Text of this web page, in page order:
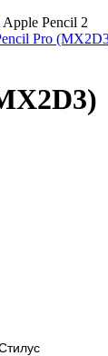
Apple Pencil 2